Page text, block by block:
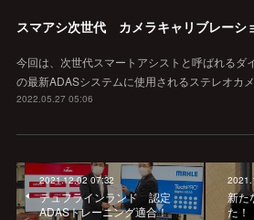
今回は、次世代スマートアシストと呼ばれるダ
の最新ADASシステムに使用されるステレオカ
2022.05.27 05:06
2021.12.02 07:32
テュフラインランド 認定
ADASトレーニング適合！
新た
た！